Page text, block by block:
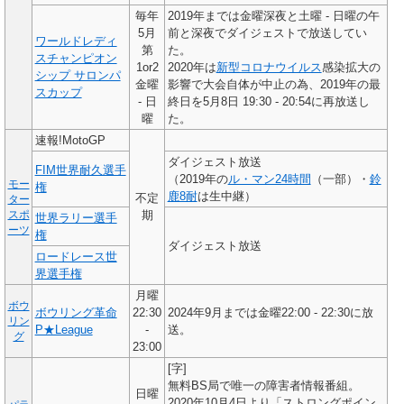
ワールドレディ
スチャンピオン
シップ サロンパ
スカップ
毎年
5月
第
1or2
金曜
- 日
曜
2019年までは金曜深夜と土曜 - 日曜の午
前と深夜でダイジェストで放送してい
た。
2020年は新型コロナウイルス感染拡大の
影響で大会自体が中止の為、2019年の最
終日を5月8日 19:30 - 20:54に再放送し
た。
モー
ター
スポ
ーツ
速報!MotoGP
不定
期
FIM世界耐久選手
権
ダイジェスト放送
（2019年のル・マン24時間 （一部）・ 鈴
鹿8耐は生中継）
世界ラリー選手
権
ダイジェスト放送
ロードレース世
界選手権
ボウ
リン
グ
ボウリング革命
P★League
月曜
22:30
-
23:00
2024年9月までは金曜22:00 - 22:30に放
送。
日曜
[字]
無料BS局で唯一の障害者情報番組。